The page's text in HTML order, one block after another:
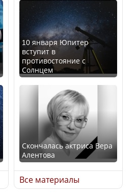
10 января Юпитер
вступит в
противостояние с
Солнцем
Скончалась актриса Вера
Алентова
Все материалы